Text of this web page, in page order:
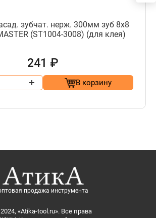
зубчат. нерж. 300мм зуб 8х8
(ST1004-3008) (для клея)
241 ₽
В корзину
продажа инструмента
«Atika-tool.ru». Все права